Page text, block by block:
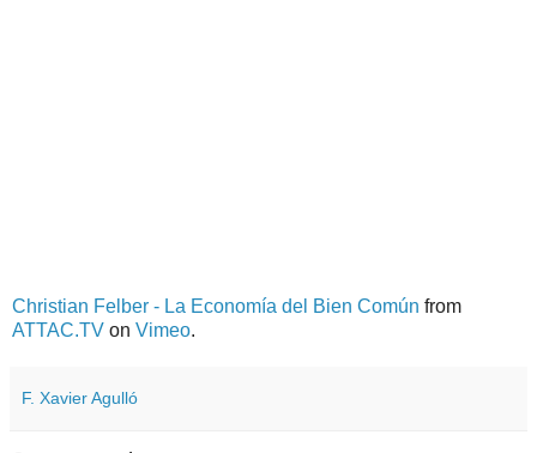
Christian Felber - La Economía del Bien Común from
ATTAC.TV on Vimeo.
F. Xavier Agulló